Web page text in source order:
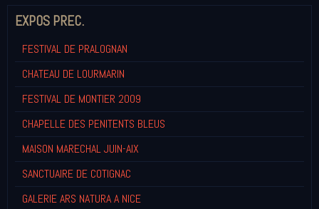
EXPOS PREC.
FESTIVAL DE PRALOGNAN
CHATEAU DE LOURMARIN
FESTIVAL DE MONTIER 2009
CHAPELLE DES PENITENTS BLEUS
MAISON MARECHAL JUIN-AIX
SANCTUAIRE DE COTIGNAC
GALERIE ARS NATURA A NICE